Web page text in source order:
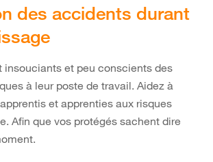
des accidents durant
insouciants et peu conscients des
à leur poste de travail. Aidez à
et apprenties aux risques
Afin que vos protégés sachent dire